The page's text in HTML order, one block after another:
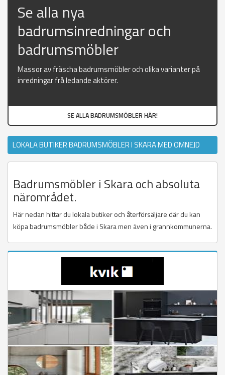
Se alla nya
badrumsinredningar och
badrumsmöbler
Massor av fräscha badrumsmöbler och olika varianter på
inredningar frå ledande aktörer.
SE ALLA BADRUMSMÖBLER HÄR!
LOKALA BUTIKER BADRUMSMÖBLER I SKARA MED OMNEJD
Badrumsmöbler i Skara och absoluta
närområdet.
Här nedan hittar du lokala butiker och återförsäljare där du kan
köpa badrumsmöbler både i Skara men även i grannkommunerna.